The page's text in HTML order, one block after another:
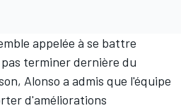
appelée à se battre
terminer dernière du
Alonso a admis que l'équipe
d'améliorations